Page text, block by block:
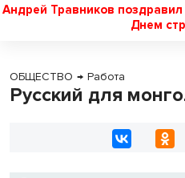
Андрей Травников
Днем
ОБЩЕСТВО → Работа
Русский для